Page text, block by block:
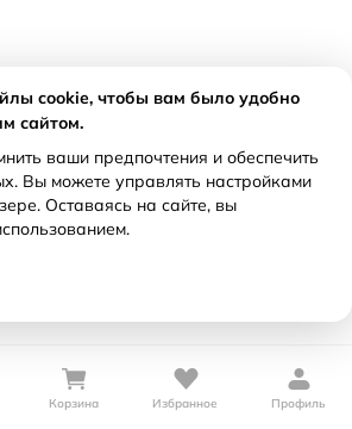
Корзина Избранное Профиль
cookie, чтобы вам было удобно
сайтом.
ваши предпочтения и обеспечить
Вы можете управлять настройками
Оставаясь на сайте, вы